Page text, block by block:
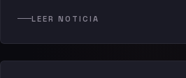
LEER NOTICIA